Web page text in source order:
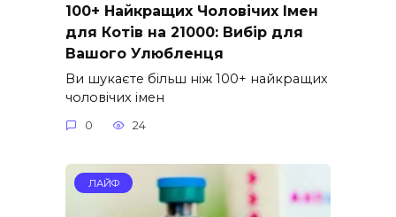
100+ Найкращих Чоловічих Імен
для Котів на 21000: Вибір для
Вашого Улюбленця
Ви шукаєте більш ніж 100+ найкращих
чоловічих імен
0 24
ЛАЙФ